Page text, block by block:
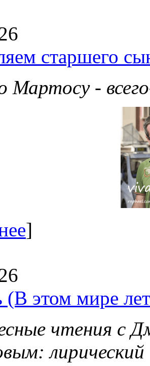
старшего
Мартосу -
]
(В этом мире
чтения с